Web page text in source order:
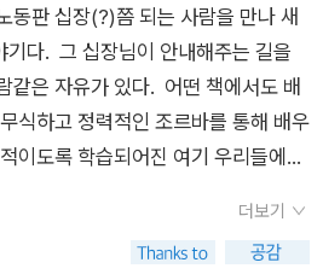
닿는다. 그러나 조르바는 나의 이 조
은 아니다. 내가 감탄하는 것은 오히
유를 얻어갔던 화자, 카잔차키스의 모
리 철학을 하네 혁명을 하네 해도 자
가 다른 이들을 못 받아들인다. 조
의 목표를 알고 있었던 사람의 눈이
눈물이 났던 이유는 잘 모르겠다. 조
에 매우 놀랍니다. 처음에는 무식쟁이
듣고 흘리지만, 어느 순간 그것이 진
심을 하게됩니다. 그와의 대화속에
러나오는 진솔하고 정곡을 찌르는
를 어느새 '성인'의 말씀의 반열에 올
작해서 어디로 끝나는지 삶은 계속해
막해 '미궁'을 헤매던 '나'에게 조르
동판 십장(?)쯤 되는 사람을 만나 새
기다. 그 십장님이 안내해주는 길을
같은 자유가 있다. 어떤 책에서도 배
식하고 정력적인 조르바를 통해 배우
이도록 학습되어진 여기 우리들에
더보기